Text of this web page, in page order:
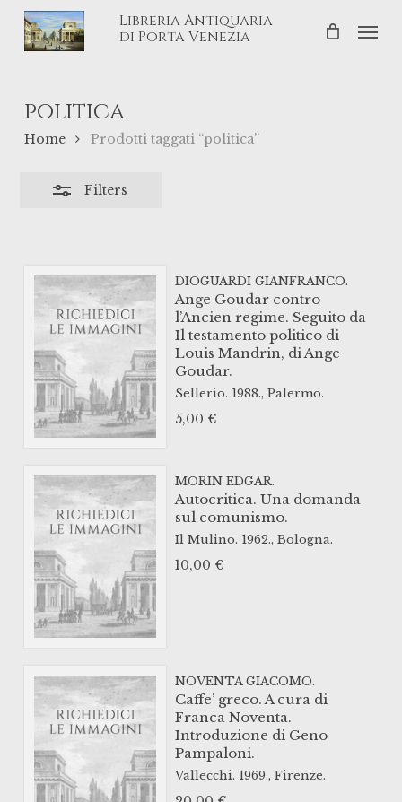
Skip
Libreria Antiquaria
di Porta Venezia
politica
Home Prodotti taggati “politica”
Filters
DIOGUARDI GIANFRANCO.
Ange Goudar contro
l’Ancien regime. Seguito da
Il testamento politico di
Louis Mandrin, di Ange
Goudar.
Sellerio. 1988., Palermo.
5,00 €
MORIN EDGAR.
Autocritica. Una domanda
sul comunismo.
Il Mulino. 1962., Bologna.
10,00 €
NOVENTA GIACOMO.
Caffe’ greco. A cura di
Franca Noventa.
Introduzione di Geno
Pampaloni.
Vallecchi. 1969., Firenze.
Close